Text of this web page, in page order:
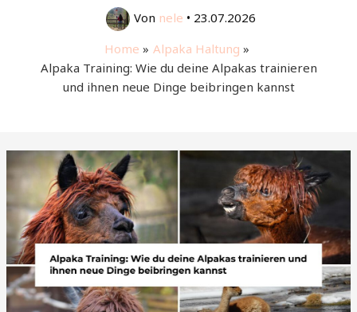
Von nele • 23.07.2026
Home
Alpaka Haltung
Alpaka Training: Wie du deine Alpakas trainieren
und ihnen neue Dinge beibringen kannst